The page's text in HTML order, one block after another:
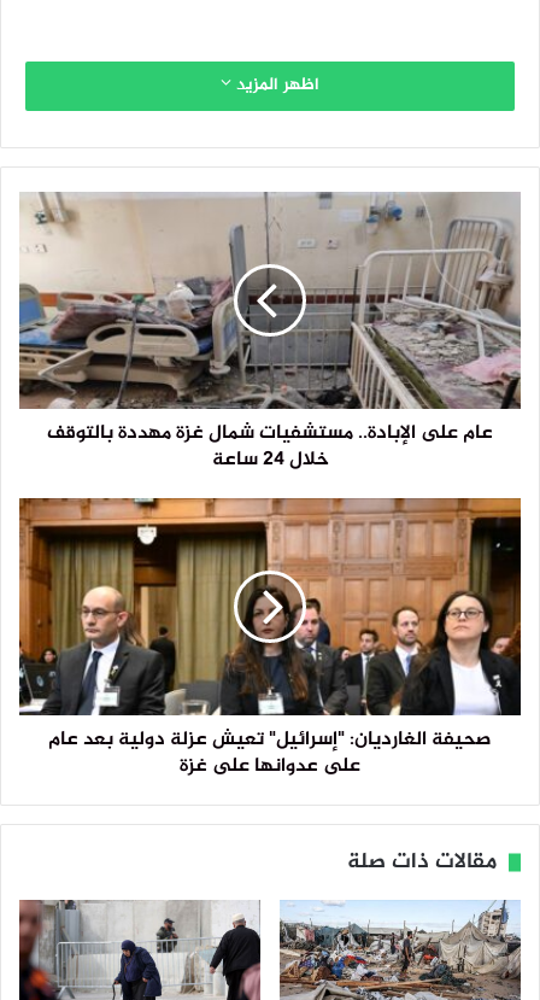
اظهر المزيد
عام على الإبادة.. مستشفيات شمال غزة مهددة بالتوقف
خلال 24 ساعة
صحيفة الغارديان: "إسرائيل" تعيش عزلة دولية بعد عام
على عدوانها على غزة
مقالات ذات صلة